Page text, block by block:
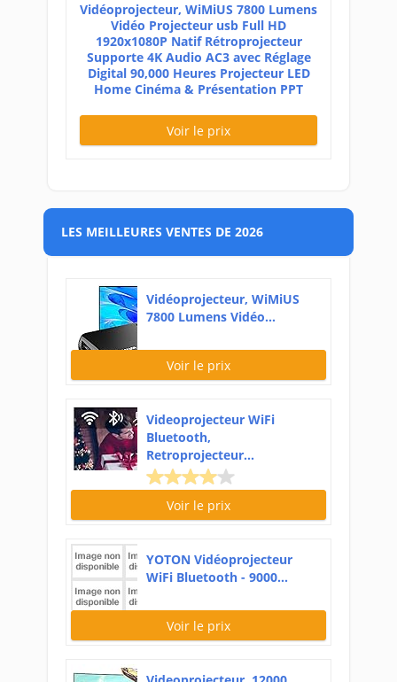
Vidéoprojecteur, WiMiUS 7800 Lumens
Vidéo Projecteur usb Full HD
1920x1080P Natif Rétroprojecteur
Supporte 4K Audio AC3 avec Réglage
Digital 90,000 Heures Projecteur LED
Home Cinéma & Présentation PPT
Voir le prix
LES MEILLEURES VENTES DE 2026
Vidéoprojecteur, WiMiUS
7800 Lumens Vidéo...
Voir le prix
Videoprojecteur WiFi
Bluetooth,
Retroprojecteur...
Voir le prix
YOTON Vidéoprojecteur
WiFi Bluetooth - 9000...
Voir le prix